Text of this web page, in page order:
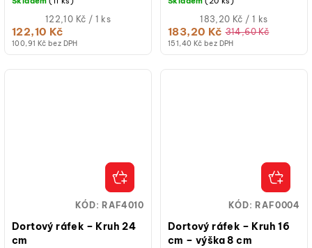
100,91 Kč bez DPH
122,10 Kč
Měrná
cena:
122,10 Kč / 1 ks
pro krátkodobý styk s...
151,40 Kč bez DPH
183,20 Kč 314,60 Kč
Měrná
cena:
183,20 Kč / 1 ks
Dortový ráfek – Kruh 24
cm
KÓD: RAF4010
Dortový ráfek – Kruh 16
cm – výška 8 cm
KÓD: RAF0004